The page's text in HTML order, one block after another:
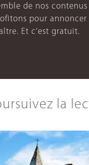
de nos
pour
Et c'est gratuit.
la